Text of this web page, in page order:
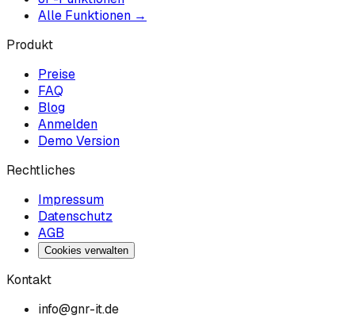
Alle Funktionen →
Produkt
Preise
FAQ
Blog
Anmelden
Demo Version
Rechtliches
Impressum
Datenschutz
AGB
Cookies verwalten
Kontakt
info@gnr-it.de